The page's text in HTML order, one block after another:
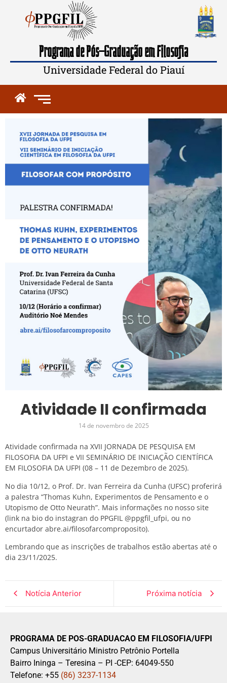
Programa de Pós-Graduação em Filosofia
Universidade Federal do Piauí
Atividade II confirmada
14 de novembro de 2025
Atividade confirmada na XVII JORNADA DE PESQUISA EM
FILOSOFIA DA UFPI e VII SEMINÁRIO DE INICIAÇÃO CIENTÍFICA
EM FILOSOFIA DA UFPI (08 – 11 de Dezembro de 2025).
No dia 10/12, o Prof. Dr. Ivan Ferreira da Cunha (UFSC) proferirá
a palestra “Thomas Kuhn, Experimentos de Pensamento e o
Utopismo de Otto Neurath”. Mais informações no nosso site
(link na bio do instagran do PPGFIL @ppgfil_ufpi, ou no
encurtador abre.ai/filosofarcomproposito).
Lembrando que as inscrições de trabalhos estão abertas até o
dia 23/11/2025.
Notícia Anterior Próxima notícia
PROGRAMA DE POS-GRADUACAO EM FILOSOFIA/UFPI
Campus Universitário Ministro Petrônio Portella
Bairro Ininga – Teresina – PI -CEP: 64049-550
Telefone: +55 (86) 3237-1134